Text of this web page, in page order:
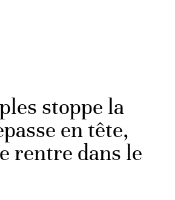
stoppe la
en tête,
rentre dans le